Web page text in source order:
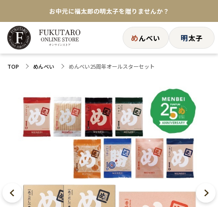
お中元に福太郎の明太子を贈りませんか？
★めんべい25周年記念商品が登場★
【色々な味を試したい方へ】ポストイン！めんべい
めんべい 明太子
TOP めんべい めんべい25周年オールスターセット